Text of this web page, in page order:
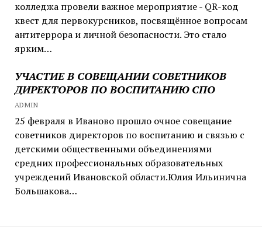
колледжа провели важное мероприятие - QR-код
квест для первокурсников, посвящённое вопросам
антитеррора и личной безопасности. Это стало
ярким…
УЧАСТИЕ В СОВЕЩАНИИ СОВЕТНИКОВ
ДИРЕКТОРОВ ПО ВОСПИТАНИЮ СПО
ADMIN
25 февраля в Иваново прошло очное совещание
советников директоров по воспитанию и связью с
детскими общественными объединениями
средних профессиональных образовательных
учреждений Ивановской области.Юлия Ильинична
Большакова…